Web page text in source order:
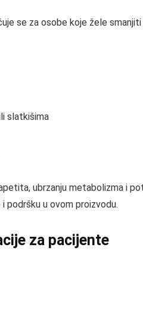
se za osobe koje žele
slatkišima
ubrzanju metabolizma i
podršku u ovom proizvodu.
za pacijente